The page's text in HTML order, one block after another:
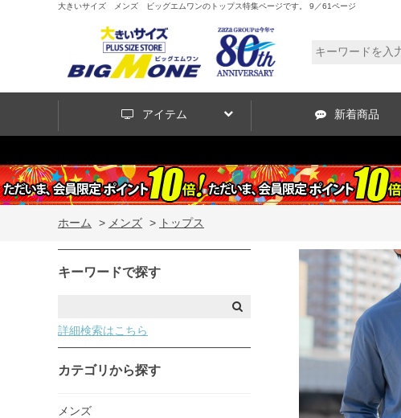
大きいサイズ メンズ ビッグエムワンのトップス特集ページです。 9／61ページ
アイテム 新着商品
ホーム > メンズ > トップス
キーワードで探す
詳細検索はこちら
カテゴリから探す
メンズ